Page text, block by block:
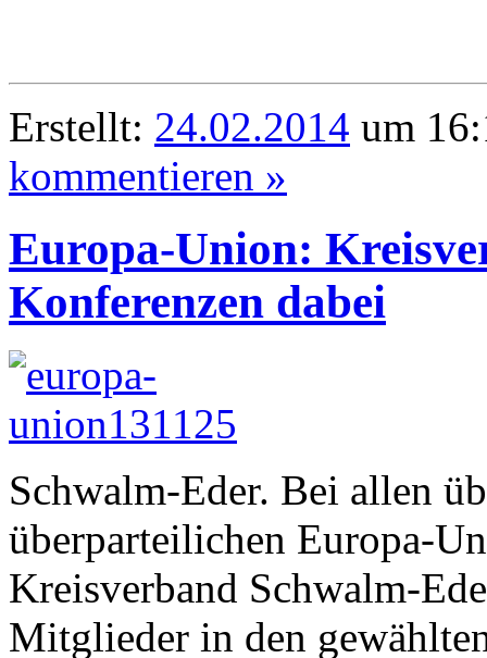
Erstellt: 24.02.2014 um
kommentieren »
Europa-Union:
Konferenzen dabei
Schwalm-Eder. Bei allen
überparteilichen Europa-
Kreisverband Schwalm-
Mitglieder in den